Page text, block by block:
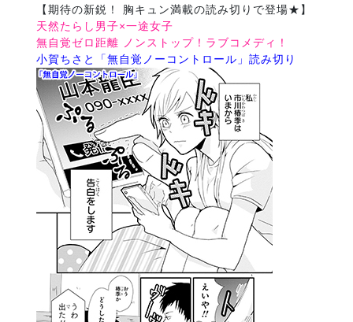
【期待の新鋭！ 胸キュン満載の読み切りで登場★】
天然たらし男子×一途女子
無自覚ゼロ距離 ノンストップ！ラブコメディ！
小賀ちさと「無自覚ノーコントロール」読み切り